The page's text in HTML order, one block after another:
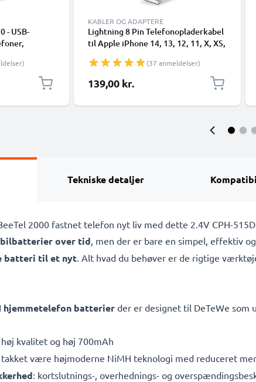
- USB-
(Canon,
GoPro) og
KABLER OG ADAPTERE
Lightning 8 Pin Telefonopladerkabel
til Apple iPhone 14, 13, 12, 11, X, XS,
Smartphone datakabel hvid
(37 anmeldelser)
139,00 kr.
Tekniske detaljer
2000 fastnet telefon nyt liv med dette 2.4V CPH-
over tid, men der er bare en simpel, effektiv
batteri til et nyt. Alt hvad du behøver er de rigtige
hjemmetelefon batterier der er designet til DeTeWe som
kvalitet og høj 700mAh
være højmoderne NiMH teknologi med reduceret
: kortslutnings-, overhednings- og